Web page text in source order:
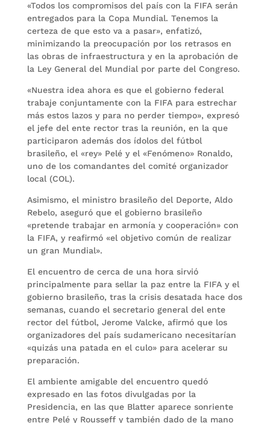
«Todos los compromisos del país con la FIFA serán
entregados para la Copa Mundial. Tenemos la
certeza de que esto va a pasar», enfatizó,
minimizando la preocupación por los retrasos en
las obras de infraestructura y en la aprobación de
la Ley General del Mundial por parte del Congreso.
«Nuestra idea ahora es que el gobierno federal
trabaje conjuntamente con la FIFA para estrechar
más estos lazos y para no perder tiempo», expresó
el jefe del ente rector tras la reunión, en la que
participaron además dos ídolos del fútbol
brasileño, el «rey» Pelé y el «Fenómeno» Ronaldo,
uno de los comandantes del comité organizador
local (COL).
Asimismo, el ministro brasileño del Deporte, Aldo
Rebelo, aseguró que el gobierno brasileño
«pretende trabajar en armonía y cooperación» con
la FIFA, y reafirmó «el objetivo común de realizar
un gran Mundial».
El encuentro de cerca de una hora sirvió
principalmente para sellar la paz entre la FIFA y el
gobierno brasileño, tras la crisis desatada hace dos
semanas, cuando el secretario general del ente
rector del fútbol, Jerome Valcke, afirmó que los
organizadores del país sudamericano necesitarían
«quizás una patada en el culo» para acelerar su
preparación.
El ambiente amigable del encuentro quedó
expresado en las fotos divulgadas por la
Presidencia, en las que Blatter aparece sonriente
entre Pelé y Rousseff y también dado de la mano